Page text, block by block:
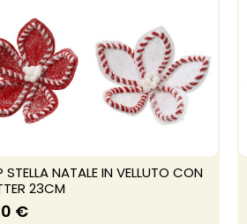
STELLA NATALE IN VELLUTO CON
23CM
€